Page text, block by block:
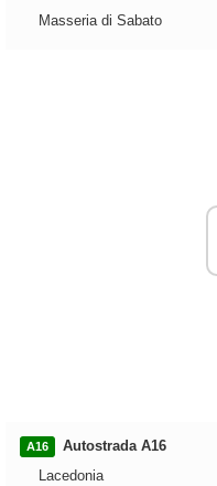
Masseria di Sabato
A16
Autostrada A16
Lacedonia